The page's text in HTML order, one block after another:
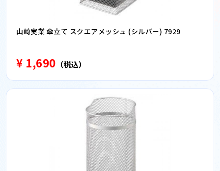
山崎実業 傘立て スクエアメッシュ (シルバー) 7929
¥ 1,690 （税込）